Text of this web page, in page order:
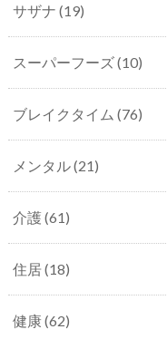
サザナ (19)
スーパーフーズ(10)
ブレイクタイム (76)
メンタル(21)
介護(61)
住居(18)
健康(62)